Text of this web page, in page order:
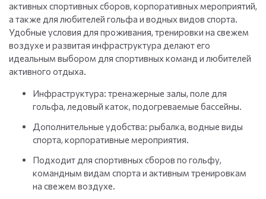
активных спортивных сборов, корпоративных мероприятий,
а также для любителей гольфа и водных видов спорта.
Удобные условия для проживания, тренировки на свежем
воздухе и развитая инфраструктура делают его
идеальным выбором для спортивных команд и любителей
активного отдыха.
Инфраструктура: тренажерные залы, поле для
гольфа, ледовый каток, подогреваемые бассейны.
Дополнительные удобства: рыбалка, водные виды
спорта, корпоративные мероприятия.
Подходит для спортивных сборов по гольфу,
командным видам спорта и активным тренировкам
на свежем воздухе.